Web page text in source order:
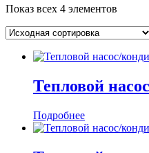
Показ всех 4 элементов
Тепловой
Подробнее